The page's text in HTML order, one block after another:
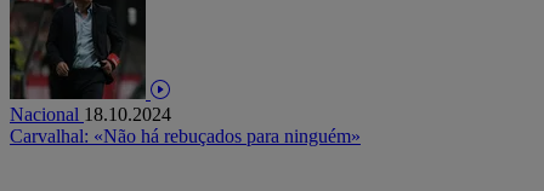
Nacional 18.10.2024
Carvalhal: «Não há rebuçados para ninguém»